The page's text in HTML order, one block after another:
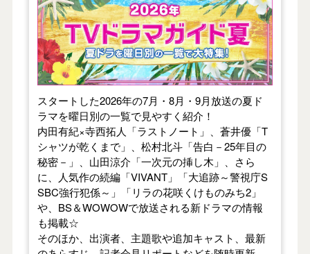
スタートした2026年の7月・8月・9月放送の夏ド
ラマを曜日別の一覧で見やすく紹介！
内田有紀×寺西拓人「ラストノート」、蒼井優「T
シャツが乾くまで」、松村北斗「告白－25年目の
秘密－」、山田涼介「一次元の挿し木」、さら
に、人気作の続編「VIVANT」「大追跡～警視庁S
SBC強行犯係～」「リラの花咲くけものみち2」
や、BS＆WOWOWで放送される新ドラマの情報
も掲載☆
そのほか、出演者、主題歌や追加キャスト、最新